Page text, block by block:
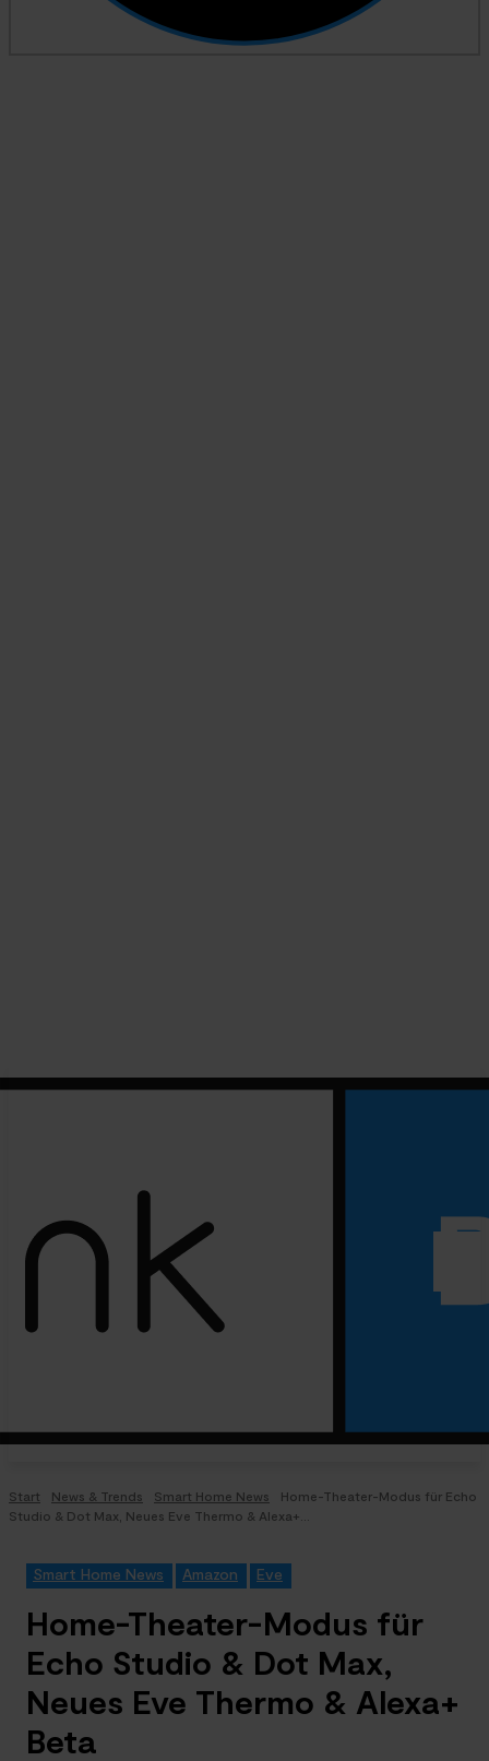
Start News & Trends Smart Home News
Home-Theater-Modus für Echo
Studio & Dot Max, Neues Eve Thermo & Alexa+...
Smart Home News Amazon Eve
Home-Theater-Modus für
Echo Studio & Dot Max,
Neues Eve Thermo & Alexa+
Beta